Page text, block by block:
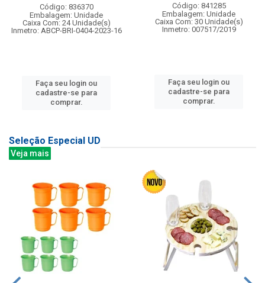
Código: 836370
Embalagem: Unidade
Caixa Com: 24 Unidade(s)
Inmetro: ABCP-BRI-0404-2023-16
Faça seu login ou
cadastre-se para
comprar.
Código: 841285
Embalagem: Unidade
Caixa Com: 30 Unidade(s)
Inmetro: 007517/2019
Faça seu login ou
cadastre-se para
comprar.
Seleção Especial UD
Veja mais